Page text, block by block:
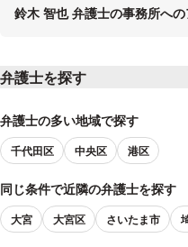
鈴木 智也 弁護士の事務所へ
弁護士を探す
弁護士の多い地域で探す
千代田区 中央区 港区
同じ条件で近隣の弁護士を探す
大宮 大宮区 さいたま市